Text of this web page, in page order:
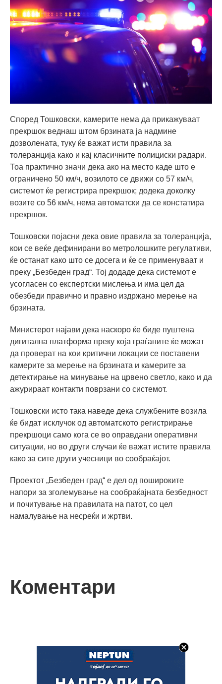
Според Тошковски, камерите нема да прикажуваат
прекршок веднаш штом брзината ја надмине
дозволената, туку ќе важат исти правила за
толеранција како и кај класичните полициски радари.
Тоа практично значи дека ако на место каде што е
ограничено 50 км/ч, возилото се движи со 57 км/ч,
системот ќе регистрира прекршок; додека доколку
возите со 56 км/ч, нема автоматски да се констатира
прекршок.
Тошковски појасни дека овие правила за толеранција,
кои се веќе дефинирани во метролошките регулативи,
ќе останат како што се досега и ќе се применуваат и
преку „Безбеден град“. Тој додаде дека системот е
усогласен со експертски мислења и има цел да
обезбеди правично и правно издржано мерење на
брзината.
Министерот најави дека наскоро ќе биде пуштена
дигитална платформа преку која граѓаните ќе можат
да проверат на кои критични локации се поставени
камерите за мерење на брзината и камерите за
детектирање на минување на црвено светло, како и да
ажурираат контакти поврзани со системот.
Тошковски исто така наведе дека службените возила
ќе бидат исклучок од автоматското регистрирање
прекршоци само кога се во оправдани оперативни
ситуации, но во други случаи ќе важат истите правила
како за сите други учесници во сообраќајот.
Проектот „Безбеден град“ е дел од пошироките
напори за зголемување на сообраќајната безбедност
и почитување на правилата на патот, со цел
намалување на несреќи и жртви.
Коментари